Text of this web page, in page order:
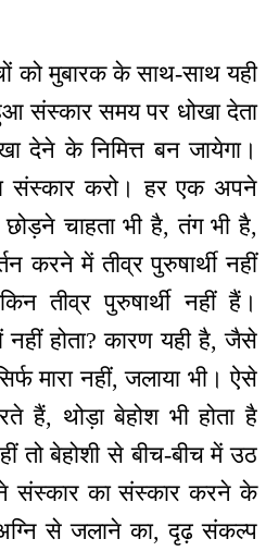
को मुबारक के साथ-साथ यही
संस्कार समय पर धोखा देता
देने के निमित्त बन जायेगा।
संस्कार करो। हर एक अपने
चाहता भी है, तंग भी है,
करने में तीव्र पुरुषार्थी नहीं
तीव्र पुरुषार्थी नहीं हैं।
नहीं होता? कारण यही है, जैसे
मारा नहीं, जलाया भी। ऐसे
हैं, थोड़ा बेहोश भी होता है
तो बेहोशी से बीच-बीच में उठ
संस्कार का संस्कार करने के
से जलाने का, दृढ़ संकल्प